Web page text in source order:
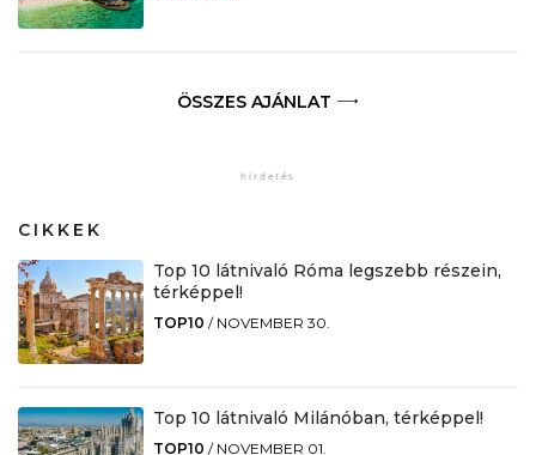
ÖSSZES AJÁNLAT
CIKKEK
Top 10 látnivaló Róma legszebb részein,
térképpel!
TOP10 / NOVEMBER 30.
Top 10 látnivaló Milánóban, térképpel!
TOP10 / NOVEMBER 01.